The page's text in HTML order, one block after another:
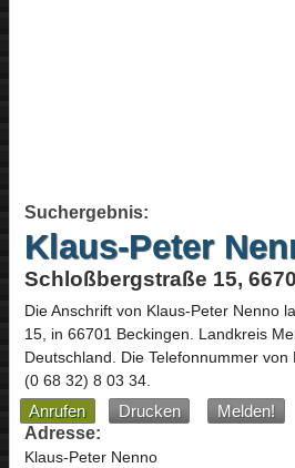
Suchergebnis:
Klaus-Peter
Schloßbergstraße 15,
Die Anschrift von Klaus-Peter Nenno
15, in 66701 Beckingen. Landkreis
Deutschland. Die Telefonnummer
(0 68 32) 8 03 34.
Anrufen Drucken Melden!
Adresse:
Klaus-Peter Nenno